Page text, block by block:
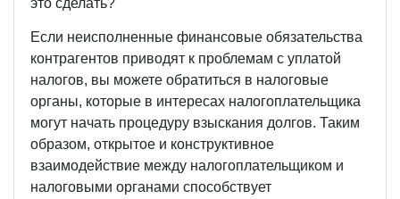
Если неисполненные финансовые обязательства
контрагентов приводят к проблемам с уплатой
налогов, вы можете обратиться в налоговые
органы, которые в интересах налогоплательщика
могут начать процедуру взыскания долгов. Таким
образом, открытое и конструктивное
взаимодействие между налогоплательщиком и
налоговыми органами способствует